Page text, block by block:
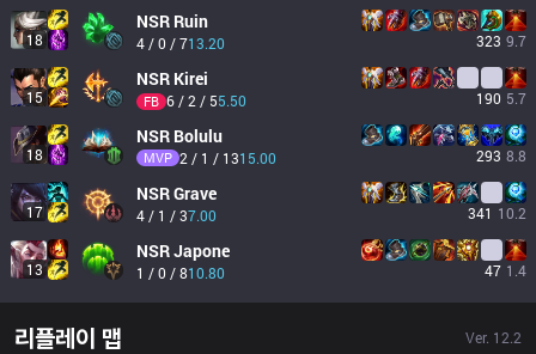
18
NSR Ruin
4 / 0 / 713.20 323 9.7
15
NSR Kirei
FB 6 / 2 / 55.50 190 5.7
18
NSR Bolulu
MVP 2 / 1 / 1315.00 293 8.8
17
NSRGrave
4 / 1 / 37.00 341 10.2
13
NSRJapone
1 / 0 / 810.80 47 1.4
리플레이 맵 Ver. 12.2